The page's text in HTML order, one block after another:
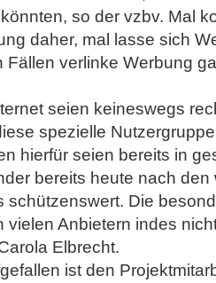
so der vzbv. Mal
daher, mal lasse sich
verlinke Werbung
seien keineswegs
spezielle
hierfür seien bereits in
bereits heute nach
schützenswert. Die
vielen Anbietern indes
Elbrecht.
ist den